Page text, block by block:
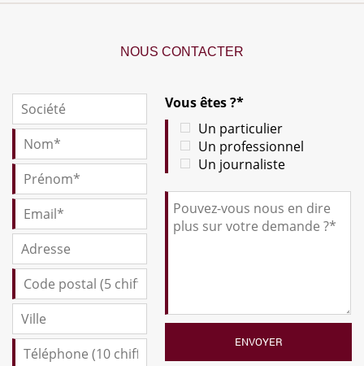
NOUS CONTACTER
Vous êtes ?*
Un particulier
Un professionnel
Un journaliste